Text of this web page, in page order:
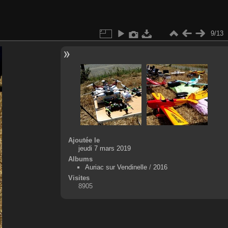
9/13
Ajoutée le
jeudi 7 mars 2019
Albums
Auriac sur Vendinelle/ 2016
Visites
8905